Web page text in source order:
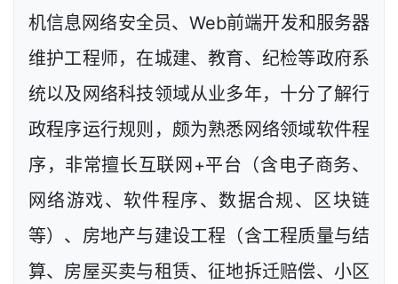
机信息网络安全员、Web前端开发和服务器
维护工程师，在城建、教育、纪检等政府系
统以及网络科技领域从业多年，十分了解行
政程序运行规则，颇为熟悉网络领域软件程
序，非常擅长互联网+平台（含电子商务、
网络游戏、软件程序、数据合规、区块链
等）、房地产与建设工程（含工程质量与结
算、房屋买卖与租赁、征地拆迁赔偿、小区